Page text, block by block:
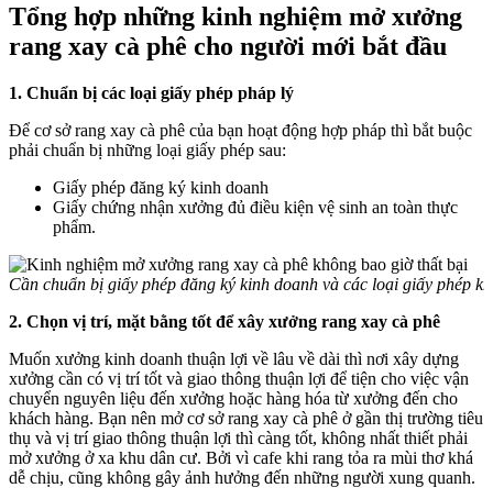
Tổng hợp những kinh nghiệm mở xưởng
rang xay cà phê cho người mới bắt đầu
1. Chuẩn bị các loại giấy phép pháp lý
Để cơ sở rang xay cà phê của bạn hoạt động hợp pháp thì bắt buộc
phải chuẩn bị những loại giấy phép sau:
Giấy phép đăng ký kinh doanh
Giấy chứng nhận xưởng đủ điều kiện vệ sinh an toàn thực
phẩm.
Cần chuẩn bị giấy phép đăng ký kinh doanh và các loại giấy phép
2. Chọn vị trí, mặt bằng tốt để xây xưởng rang xay cà phê
Muốn xưởng kinh doanh thuận lợi về lâu về dài thì nơi xây dựng
xưởng cần có vị trí tốt và giao thông thuận lợi để tiện cho việc vận
chuyển nguyên liệu đến xưởng hoặc hàng hóa từ xưởng đến cho
khách hàng. Bạn nên mở cơ sở rang xay cà phê ở gần thị trường tiêu
thụ và vị trí giao thông thuận lợi thì càng tốt, không nhất thiết phải
mở xưởng ở xa khu dân cư. Bởi vì cafe khi rang tỏa ra mùi thơ khá
dễ chịu, cũng không gây ảnh hưởng đến những người xung quanh.